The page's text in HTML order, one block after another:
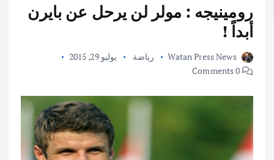
رومينيجه : مولر لن يرحل عن بايرن
أبداً !
Watan Press News رياضة
يوليو 29, 2015